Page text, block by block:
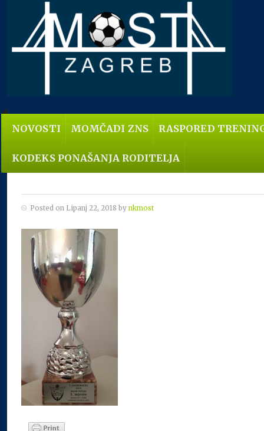
NOVOSTI MOMČADI ZNS RASPORED
KODEKS PONAŠANJA RODITELJA
Posted on Lipanj 22, 2018 by nkmost